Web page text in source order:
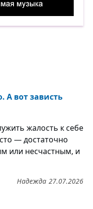
А вот зависть
жалость к себе
— достаточно
или несчастным, и
27.07.2026
Надежда